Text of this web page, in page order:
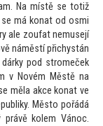
Na místě se totiž
má konat od osmi
ale zoufat nemusejí
náměstí přichystán
pod stromeček
v Novém Městě na
měla akce konat ve
Město pořádá
kolem Vánoc.